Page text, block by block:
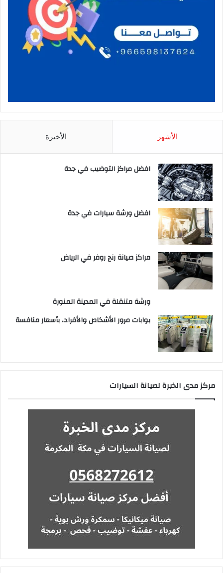
الأشهر الأخيرة
افضل مراكز التوضيب في جدة
افضل ورشة سيارات في جدة
مراكز صيانة رنج روفر في الرياض
ورشة متنقلة في المدينة المنورة
بوابات مرور الأشخاص والأفراد، بأسعار منافسة
مركز مدى الخبرة لصيانة السيارات